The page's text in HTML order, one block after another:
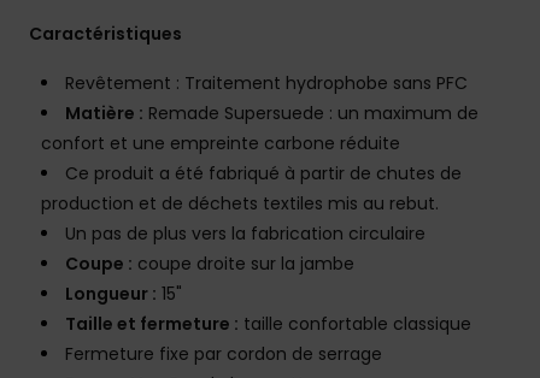
Caractéristiques
Revêtement : Traitement hydrophobe sans PFC
Matière : Remade Supersuede : un maximum de
confort et une empreinte carbone réduite
Ce produit a été fabriqué à partir de chutes de
production et de déchets textiles mis au rebut.
Un pas de plus vers la fabrication circulaire
Coupe : coupe droite sur la jambe
Longueur : 15"
Taille et fermeture : taille confortable classique
Fermeture fixe par cordon de serrage